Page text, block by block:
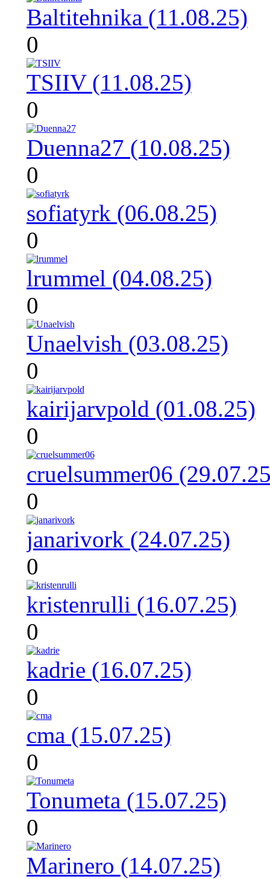
Baltitehnika (11.08.25)
0
TSIIV (11.08.25)
0
Duenna27 (10.08.25)
0
sofiatyrk (06.08.25)
0
lrummel (04.08.25)
0
Unaelvish (03.08.25)
0
kairijarvpold (01.08.25)
0
cruelsummer06
0
janarivork (24.07.25)
0
kristenrulli (16.07.25)
0
kadrie (16.07.25)
0
cma (15.07.25)
0
Tonumeta (15.07.25)
0
Marinero (14.07.25)